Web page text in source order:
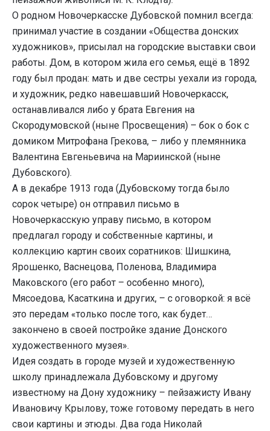
О родном Новочеркасске Дубовской помнил всегда:
принимал участие в создании «Общества донских
художников», присылал на городские выставки свои
работы. Дом, в котором жила его семья, ещё в 1892
году был продан: мать и две сестры уехали из города,
и художник, редко навешавший Новочеркасск,
останавливался либо у брата Евгения на
Скородумовской (ныне Просвещения) – бок о бок с
домиком Митрофана Грекова, – либо у племянника
Валентина Евгеньевича на Мариинской (ныне
Дубовского).
А в декабре 1913 года (Дубовскому тогда было
сорок четыре) он отправил письмо в
Новочеркасскую управу письмо, в котором
предлагал городу и собственные картины, и
коллекцию картин своих соратников: Шишкина,
Ярошенко, Васнецова, Поленова, Владимира
Маковского (его работ – особенно много),
Мясоедова, Касаткина и других, – с оговоркой: я всё
это передам «только после того, как будет…
закончено в своей постройке здание Донского
художественного музея».
Идея создать в городе музей и художественную
школу принадлежала Дубовскому и другому
известному на Дону художнику – пейзажисту Ивану
Ивановичу Крылову, тоже готовому передать в него
свои картины и этюды. Два года Николай